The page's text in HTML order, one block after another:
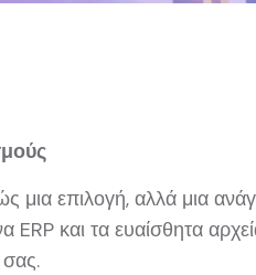
μια επιλογή, αλλά μια
και τα ευαίσθητα
σας.